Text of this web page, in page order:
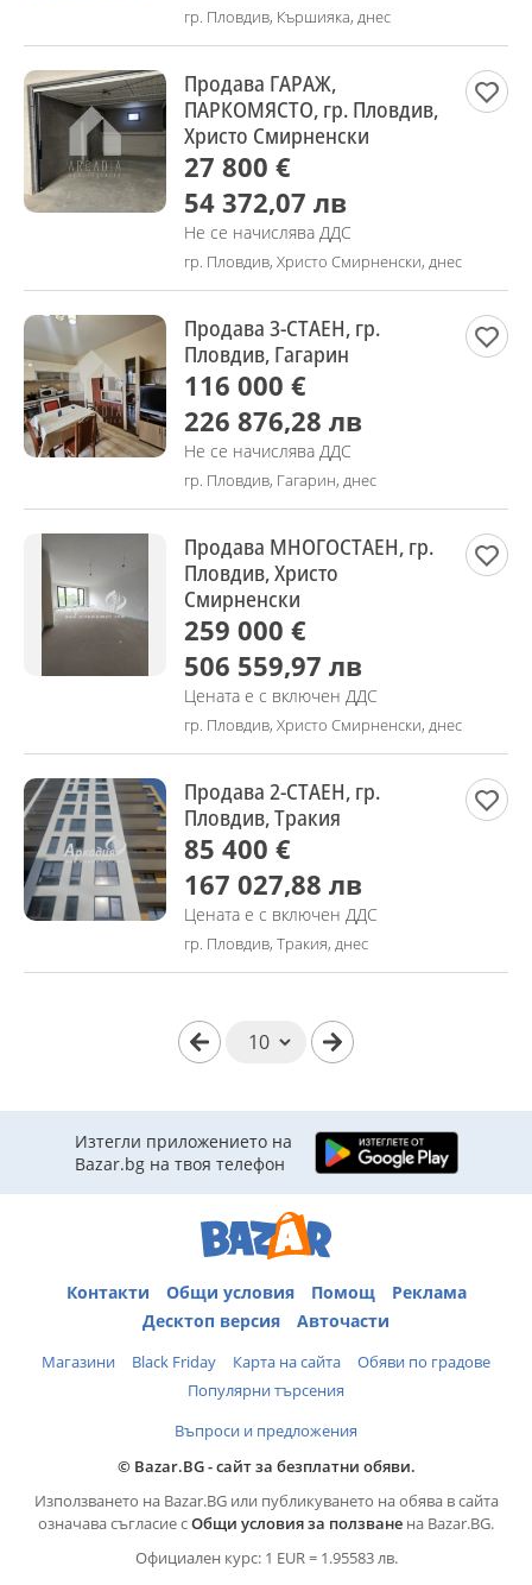
гр. Пловдив, Кършияка, днес
Продава ГАРАЖ,
ПАРКОМЯСТО, гр. Пловдив,
Христо Смирненски
27 800 €
54 372,07 лв
Не се начислява ДДС
гр. Пловдив, Христо Смирненски, днес
Продава 3-СТАЕН, гр.
Пловдив, Гагарин
116 000 €
226 876,28 лв
Не се начислява ДДС
гр. Пловдив, Гагарин, днес
Продава МНОГОСТАЕН, гр.
Пловдив, Христо
Смирненски
259 000 €
506 559,97 лв
Цената е с включен ДДС
гр. Пловдив, Христо Смирненски, днес
Продава 2-СТАЕН, гр.
Пловдив, Тракия
85 400 €
167 027,88 лв
Цената е с включен ДДС
гр. Пловдив, Тракия, днес
Изтегли приложението на
Bazar.bg на твоя телефон
Контакти Общи условия Помощ
Реклама
Десктоп версия
Авточасти
Магазини Black Friday Карта на сайта
Обяви по градове
Популярни търсения
Въпроси и предложения
© Bazar.BG - сайт за безплатни обяви.
Използването на Bazar.BG или публикуването на обява в сайта
означава съгласие сОбщи условия за ползване на Bazar.BG.
Официален курс: 1 EUR = 1.95583 лв.